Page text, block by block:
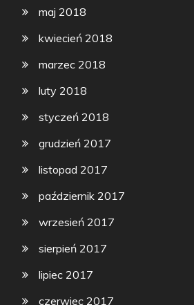
maj 2018
kwiecień 2018
marzec 2018
luty 2018
styczeń 2018
grudzień 2017
listopad 2017
październik 2017
wrzesień 2017
sierpień 2017
lipiec 2017
czerwiec 2017